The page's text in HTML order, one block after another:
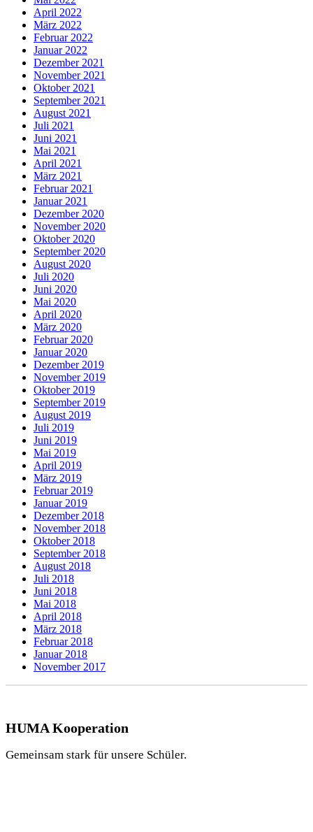
April 2022
März 2022
Februar 2022
Januar 2022
Dezember 2021
November 2021
Oktober 2021
September 2021
August 2021
Juli 2021
Juni 2021
Mai 2021
April 2021
März 2021
Februar 2021
Januar 2021
Dezember 2020
November 2020
Oktober 2020
September 2020
August 2020
Juli 2020
Juni 2020
Mai 2020
April 2020
März 2020
Februar 2020
Januar 2020
Dezember 2019
November 2019
Oktober 2019
September 2019
August 2019
Juli 2019
Juni 2019
Mai 2019
April 2019
März 2019
Februar 2019
Januar 2019
Dezember 2018
November 2018
Oktober 2018
September 2018
August 2018
Juli 2018
Juni 2018
Mai 2018
April 2018
März 2018
Februar 2018
Januar 2018
November 2017
HUMA Kooperation
Gemeinsam stark für unsere Schüler.